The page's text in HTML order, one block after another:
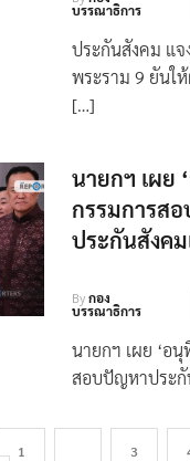
Byกอง
บรรณาธิการ
ประกันสังคม แ
นายกฯ เผย​
กรรมการสอ
ประกันสังค
Byกอง
บรรณาธิการ
สอบปัญหาประกั